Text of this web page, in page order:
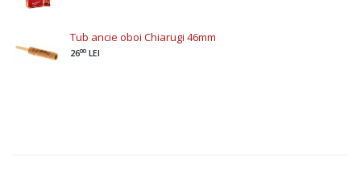
Tub ancie oboi Chiarugi 46mm
2600 LEI